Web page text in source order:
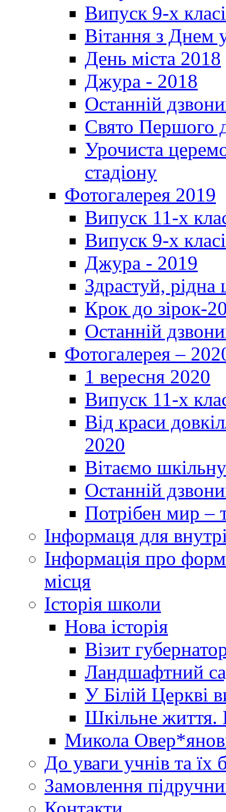
Випуск 9-х
Вітання з Днем
День міста 2018
Джура - 2018
Останній
Свято Першого
Урочиста
стадіону
Фотогалерея 2019
Випуск 11-х
Випуск 9-х
Джура - 2019
Здрастуй,
Крок до зірок-
Останній
Фотогалерея –
1 вересня 2020
Випуск 11-х
Від краси
2020
Вітаємо
Останній
Потрібен мир –
Інформаця для
Інформація про
місця
Історія школи
Нова історія
Візит
Ландшафтний
У Білій Церкві
Шкільне життя.
Микола
До уваги учнів та їх
Замовлення